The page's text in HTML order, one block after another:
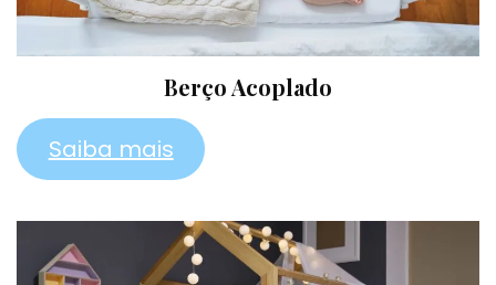
Berço Acoplado
Saiba mais